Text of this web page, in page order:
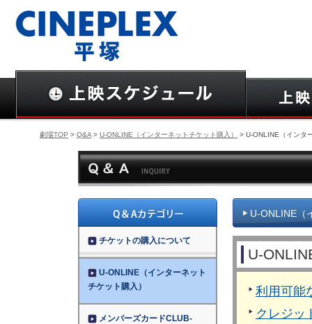
劇場TOP > Q&A > U-ONLINE（インターネットチケット購入） > U-ONLINE（インタ
U-ONLINE（
U-
利用可能
クレジッ
チケットの購入について
U-ONLINE（インターネット
チケット購入）
メンバーズカードCLUB-